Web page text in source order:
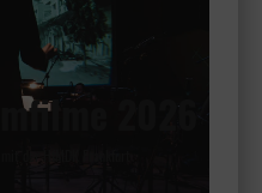
2026